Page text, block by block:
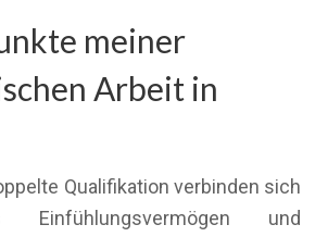
meiner
Arbeit in
Qualifikation verbinden sich
Einfühlungsvermögen und